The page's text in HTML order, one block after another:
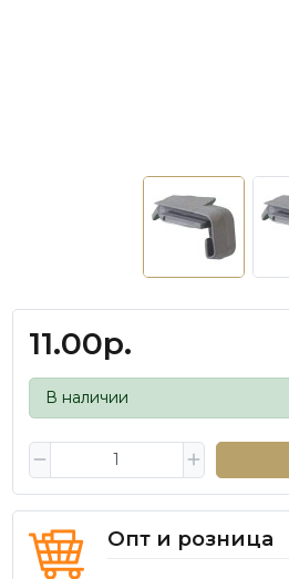
11.00р.
В наличии
Опт и розница